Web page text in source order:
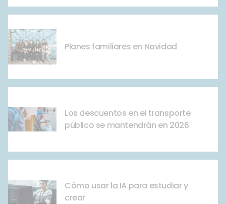
Planes familiares en Navidad
Los descuentos en el transporte
público se mantendrán en 2026
Cómo usar la IA para estudiar y
crear